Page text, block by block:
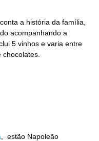
a história da família,
acompanhando a
5 vinhos e varia entre
, estão Napoleão